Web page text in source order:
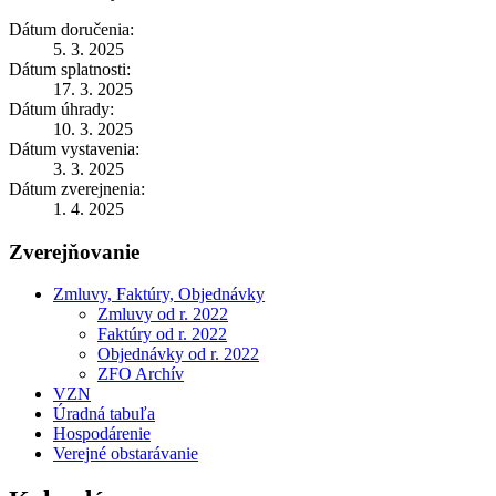
Dátum doručenia:
5. 3. 2025
Dátum splatnosti:
17. 3. 2025
Dátum úhrady:
10. 3. 2025
Dátum vystavenia:
3. 3. 2025
Dátum zverejnenia:
1. 4. 2025
Zverejňovanie
Zmluvy, Faktúry, Objednávky
Zmluvy od r. 2022
Faktúry od r. 2022
Objednávky od r. 2022
ZFO Archív
VZN
Úradná tabuľa
Hospodárenie
Verejné obstarávanie